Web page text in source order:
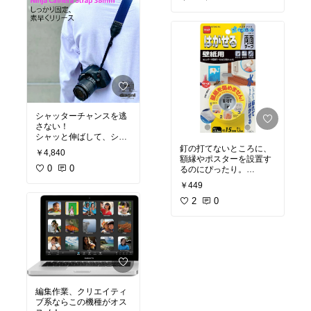
う。
シャッターチャンスを逃
さない！
シャッと伸ばして、シャ
ッと短く。
超便利なストラップ！一
眼のストラップはコレ一
￥4,840
0 0
編集作業、クリエイティ
ブ系ならこの機種がオス
釘の打てないところに、
額縁やポスターを設置す
るのにぴったり。
クロスの上から貼って、
はがす時は水で綺麗にな
ります。
￥449
2 0